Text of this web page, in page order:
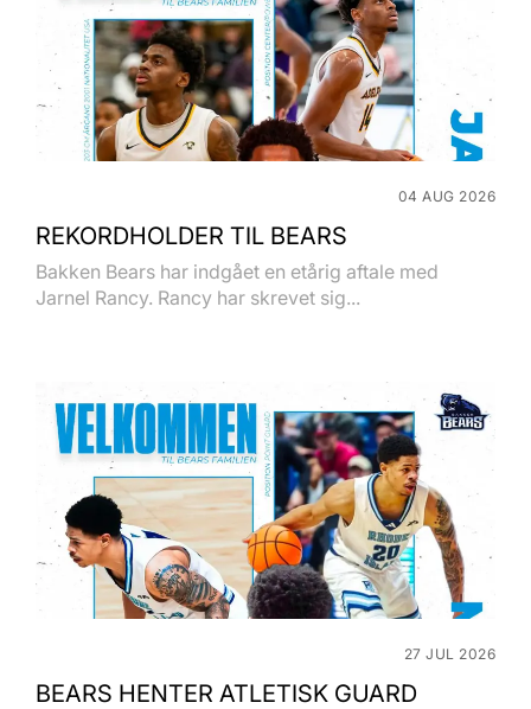
04 AUG 2026
REKORDHOLDER TIL BEARS
Bakken Bears har indgået en etårig aftale med
Jarnel Rancy. Rancy har skrevet sig...
27 JUL 2026
BEARS HENTER ATLETISK GUARD